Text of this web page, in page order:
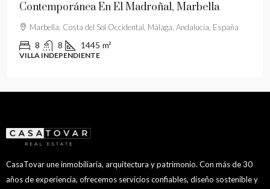
Contemporánea En El Madroñal, Marbella
Marbella, Costa del Sol Occidental, Málaga, Andalucía, España
8 8 1445 m²
VILLA INDEPENDIENTE
CasaTovar une inmobiliaria, arquitectura y patrimonio. Con más de 30
años de experiencia, ofrecemos servicios confiables, diseño sostenible y